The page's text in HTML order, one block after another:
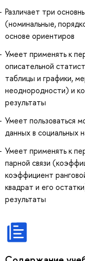
Различает три
(номинальные,
основе ориентиров
Умеет применять к
описательной
таблицы и графики,
неоднородности) и
результаты
Умеет пользоваться
данных в социальных
Умеет применять к
парной связи
коэффициент
квадрат и его
результаты